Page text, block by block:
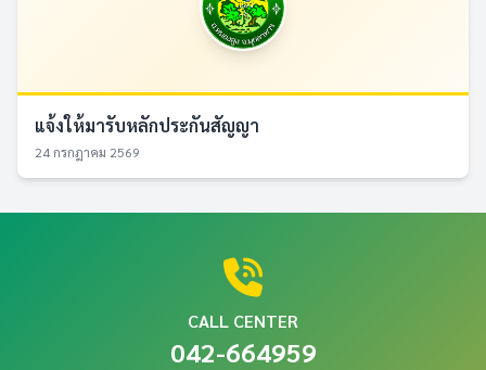
แจ้งให้มารับหลักประกันสัญญา
24 กรกฎาคม 2569
CALL CENTER
042-664959